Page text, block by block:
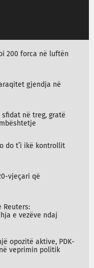
200 forca në luftën
gjendja në
në treg, gratë
do t’i ikë kontrollit
vjeçari që
Reuters:
e vezëve ndaj
opozitë aktive, PDK-
veprimin politik